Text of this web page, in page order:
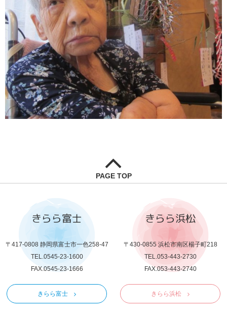
PAGE TOP
きらら富士
〒417-0808 静岡県富士市一色258-47
TEL.0545-23-1600
FAX.0545-23-1666
きらら富士
きらら浜松
〒430-0855 浜松市南区楊子町218
TEL.053-443-2730
FAX.053-443-2740
きらら浜松